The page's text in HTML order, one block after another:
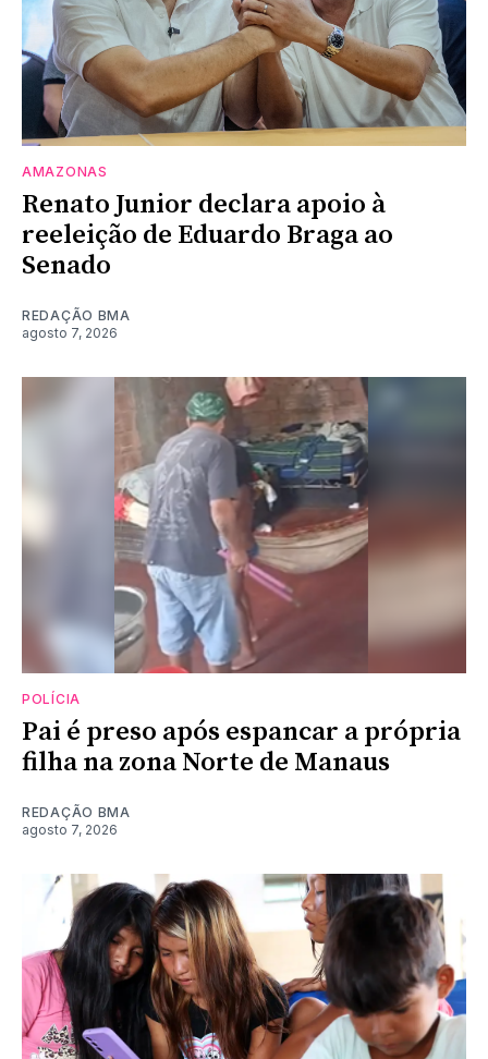
AMAZONAS
Renato Junior declara apoio à
reeleição de Eduardo Braga ao
Senado
REDAÇÃO BMA
agosto 7, 2026
POLÍCIA
Pai é preso após espancar a própria
filha na zona Norte de Manaus
REDAÇÃO BMA
agosto 7, 2026